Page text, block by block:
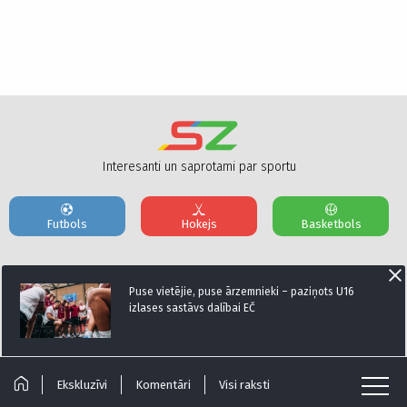
Puse vietējie, puse ārzemnieki – paziņots U16
izlases sastāvs dalībai EČ
Ekskluzīvi Komentāri Visi raksti
Interesanti un saprotami par sportu
Futbols Hokejs Basketbols
Par mums Reklāmas Parametri Kontakti
Seko mums:
© Sportazinas.com - Visas tiesības rezervētas.